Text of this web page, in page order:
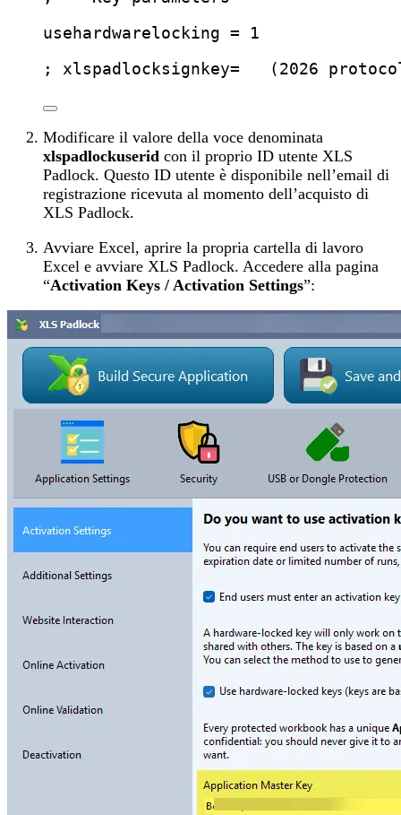
usehardwarelocking = 1
; xlspadlocksignkey=   (2026
Modificare il valore della voce denominata
xlspadlockuserid con il proprio ID utente XLS
Padlock. Questo ID utente è disponibile nell’email di
registrazione ricevuta al momento dell’acquisto di
XLS Padlock.
Avviare Excel, aprire la propria cartella di lavoro
Excel e avviare XLS Padlock. Accedere alla pagina
“Activation Keys / Activation Settings”: